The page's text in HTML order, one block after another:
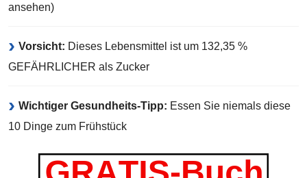
ansehen)
Vorsicht: Dieses Lebensmittel ist um 132,35 %
GEFÄHRLICHER als Zucker
Wichtiger Gesundheits-Tipp: Essen Sie niemals diese
10 Dinge zum Frühstück